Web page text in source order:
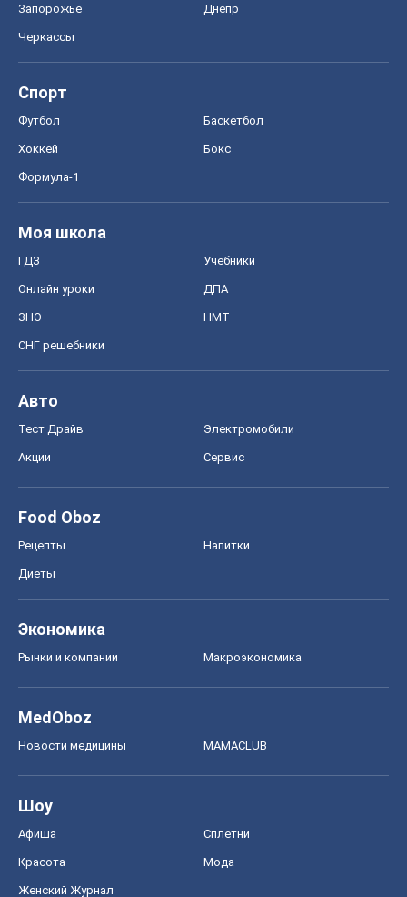
Запорожье Днепр
Черкассы
Спорт
Футбол Баскетбол
Хоккей Бокс
Формула-1
Моя школа
ГДЗ Учебники
Онлайн уроки ДПА
ЗНО НМТ
СНГ решебники
Авто
Тест Драйв Электромобили
Акции Сервис
Food Oboz
Рецепты Напитки
Диеты
Экономика
Рынки и компании Mакроэкономика
MedOboz
Новости медицины MAMACLUB
Шоу
Афиша Сплетни
Красота Мода
Женский Журнал